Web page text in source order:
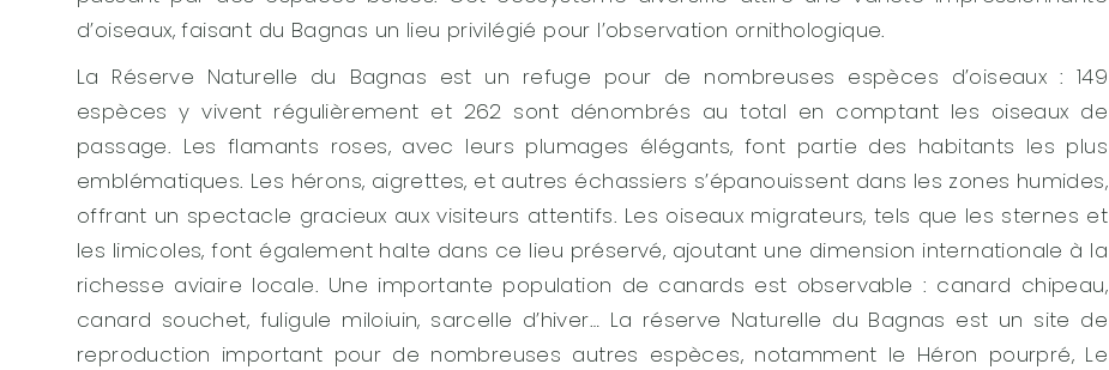
d’oiseaux, faisant du Bagnas un lieu privilégié pour l’observation ornithologique.
La Réserve Naturelle du Bagnas est un refuge pour de nombreuses espèces d’oiseaux : 149
espèces y vivent régulièrement et 262 sont dénombrés au total en comptant les oiseaux de
passage. Les flamants roses, avec leurs plumages élégants, font partie des habitants les plus
emblématiques. Les hérons, aigrettes, et autres échassiers s’épanouissent dans les zones humides,
offrant un spectacle gracieux aux visiteurs attentifs. Les oiseaux migrateurs, tels que les sternes et
les limicoles, font également halte dans ce lieu préservé, ajoutant une dimension internationale à la
richesse aviaire locale. Une importante population de canards est observable : canard chipeau,
canard souchet, fuligule miloiuin, sarcelle d’hiver… La réserve Naturelle du Bagnas est un site de
reproduction important pour de nombreuses autres espèces, notamment le Héron pourpré, Le